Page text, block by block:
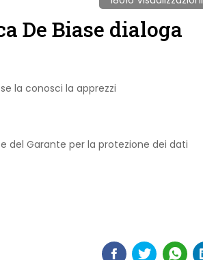
De Biase dialoga
la conosci la apprezzi
del Garante per la protezione dei dati